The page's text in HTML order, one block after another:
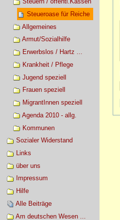
Steueroase für Reiche
Allgemeines
Armut/Sozialhilfe
Erwerbslos / Hartz ...
Krankheit / Pflege
Jugend speziell
Frauen speziell
MigrantInnen speziell
Agenda 2010 - allg.
Kommunen
Sozialer Widerstand
Links
über uns
Impressum
Hilfe
Alle Beiträge
Am deutschen Wesen ...